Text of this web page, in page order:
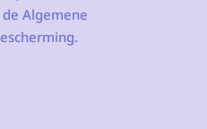
Algemene